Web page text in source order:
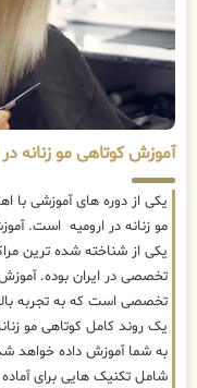
آموزش کوتاهی مو زنانه
یکی از دوره های آموزشی با
مو زنانه در ارومیه است.
یکی از شناخته شده ترین
تخصصی در ایران بوده. آموزش
تخصصی است که به تجربه
یک روند کامل کوتاهی مو
به شما آموزش داده خواهد
شامل تکنیک هایی برای